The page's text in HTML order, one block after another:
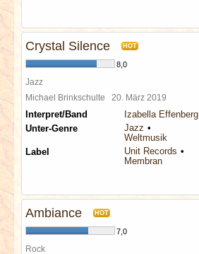
Crystal Silence HOT
8,0
Jazz
Michael Brinkschulte 20. März 2019
Interpret/Band
Izabella Effenberg
Unter-Genre
Jazz
Weltmusik
Label
Unit Records
Membran
Ambiance HOT
7,0
Rock